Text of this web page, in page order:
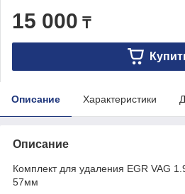
15 000 ₸
Описание Характеристики
Описание
Комплект для удаления EGR VAG
57мм